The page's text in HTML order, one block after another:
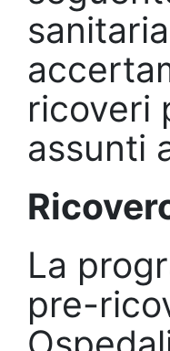
ricoveri
assunti
La
pre-